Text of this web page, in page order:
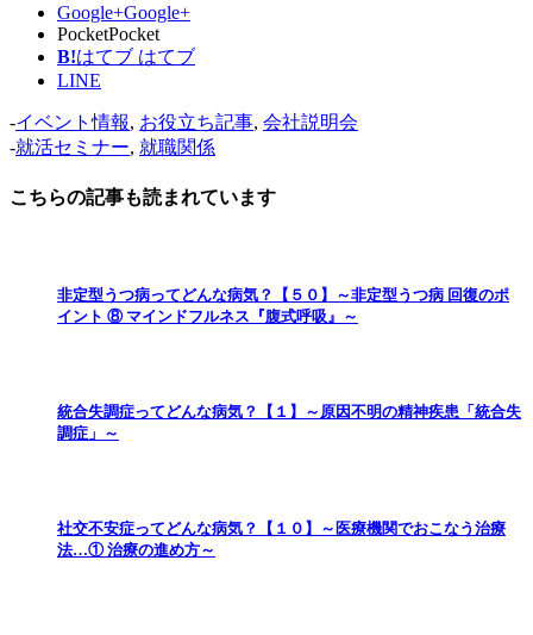
Google+Google+
PocketPocket
B!はてブ はてブ
LINE
-イベント情報, お役立ち記事, 会社説明会
-就活セミナー, 就職関係
こちらの記事も読まれています
非定型うつ病ってどんな病気？【５０】～非定型うつ病 回復のポ
イント ⑧ マインドフルネス『腹式呼吸』～
統合失調症ってどんな病気？【１】～原因不明の精神疾患「統合失
調症」～
社交不安症ってどんな病気？【１０】～医療機関でおこなう治療
法…① 治療の進め方～